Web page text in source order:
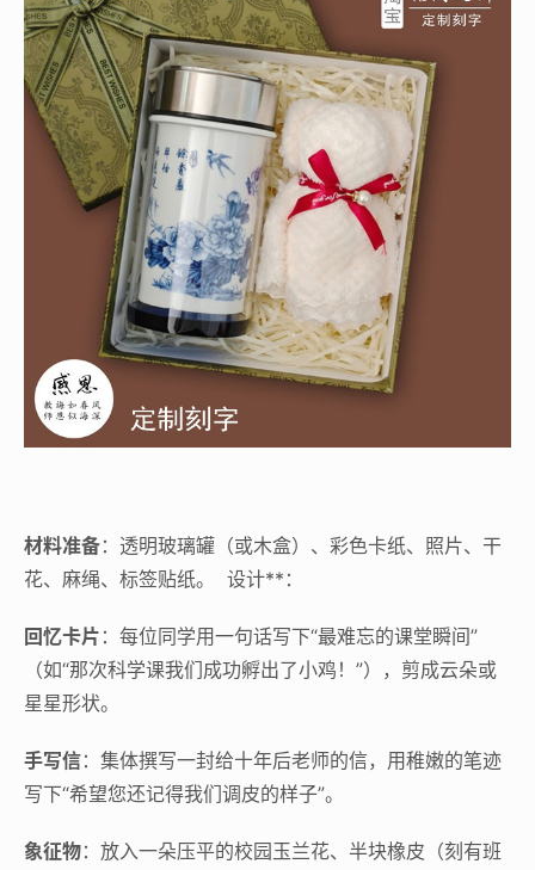
材料准备：透明玻璃罐（或木盒）、彩色卡纸、照片、干
花、麻绳、标签贴纸。 设计**：
回忆卡片 ：每位同学用一句话写下“最难忘的课堂瞬间”
（如“那次科学课我们成功孵出了小鸡！”），剪成云朵或
星星形状。
手写信：集体撰写一封给十年后老师的信，用稚嫩的笔迹
写下“希望您还记得我们调皮的样子”。
象征物：放入一朵压平的校园玉兰花、半块橡皮（刻有班